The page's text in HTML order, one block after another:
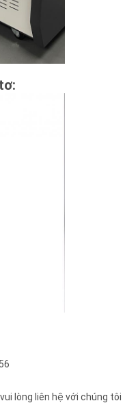
lòng liên hệ với chúng tôi